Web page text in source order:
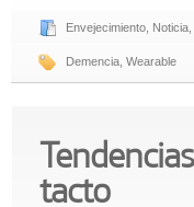
Envejecimiento Noticia
Demencia Wearable
tacto